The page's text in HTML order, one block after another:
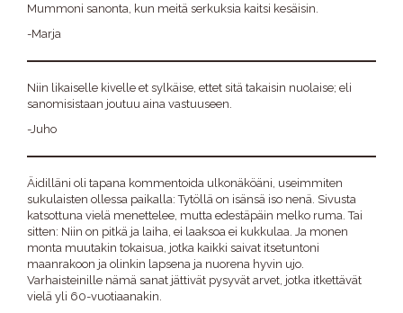
Mummoni sanonta, kun meitä serkuksia kaitsi kesäisin.
-Marja
Niin likaiselle kivelle et sylkäise, ettet sitä takaisin nuolaise; eli
sanomisistaan joutuu aina vastuuseen.
-Juho
Äidilläni oli tapana kommentoida ulkonäköäni, useimmiten
sukulaisten ollessa paikalla: Tytöllä on isänsä iso nenä. Sivusta
katsottuna vielä menettelee, mutta edestäpäin melko ruma. Tai
sitten: Niin on pitkä ja laiha, ei laaksoa ei kukkulaa. Ja monen
monta muutakin tokaisua, jotka kaikki saivat itsetuntoni
maanrakoon ja olinkin lapsena ja nuorena hyvin ujo.
Varhaisteinille nämä sanat jättivät pysyvät arvet, jotka itkettävät
vielä yli 60-vuotiaanakin.